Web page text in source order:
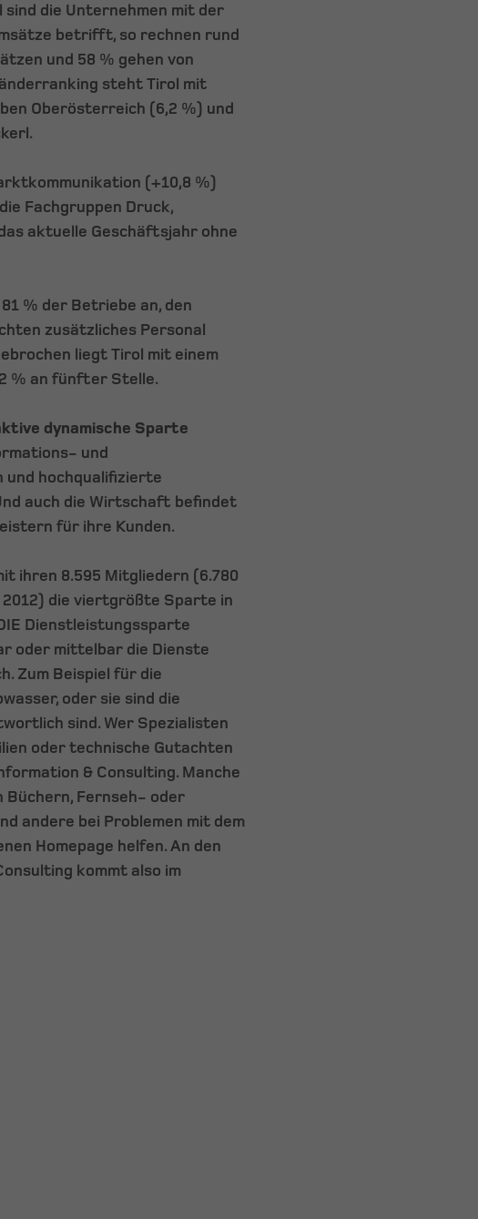
die Unternehmen mit der
betrifft, so rechnen rund
und 58 % gehen von
steht Tirol mit
Oberösterreich (6,2 %) und
(+10,8 %)
Fachgruppen Druck,
aktuelle Geschäftsjahr ohne
% der Betriebe an, den
zusätzliches Personal
liegt Tirol mit einem
% an fünfter Stelle.
dynamische Sparte
und
und hochqualifizierte
auch die Wirtschaft befindet
für ihre Kunden.
ihren 8.595 Mitgliedern (6.780
die viertgrößte Sparte in
Dienstleistungssparte
oder mittelbar die Dienste
Zum Beispiel für die
oder sie sind die
sind. Wer Spezialisten
oder technische Gutachten
& Consulting. Manche
Büchern, Fernseh- oder
andere bei Problemen mit dem
Homepage helfen. An den
kommt also im